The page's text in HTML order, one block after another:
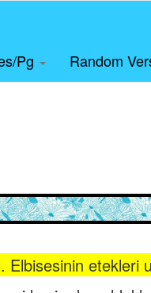
Pg Random
Elbisesinin etekleri